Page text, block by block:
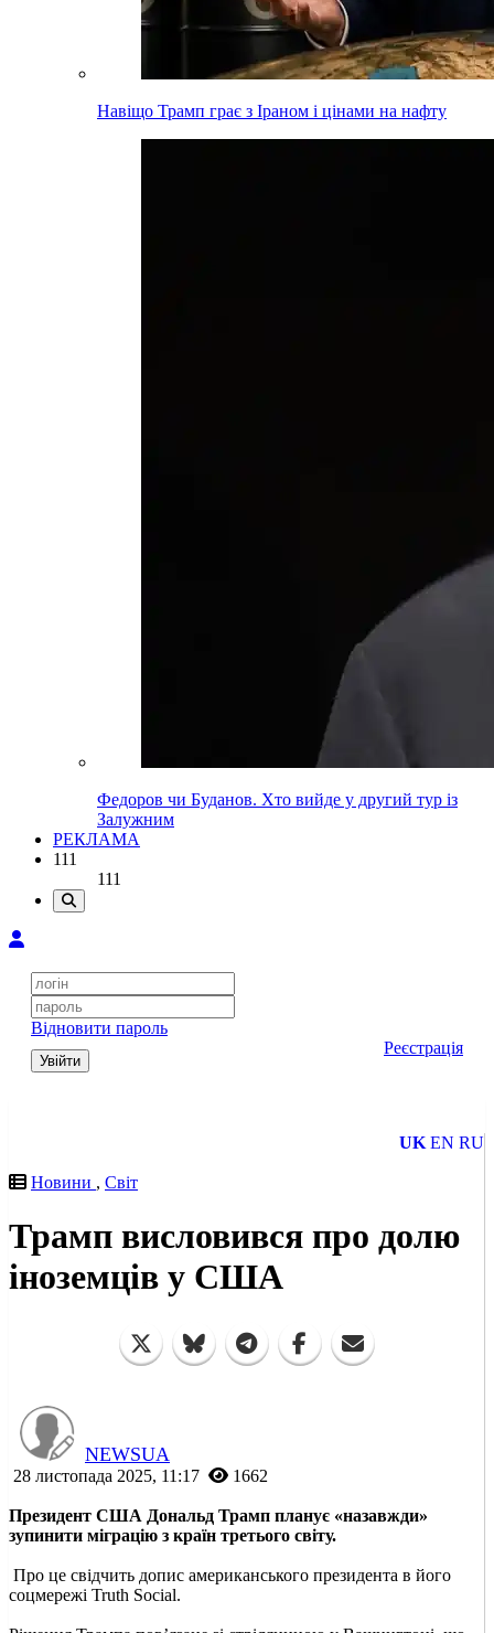
Навіщо Трамп грає з Іраном і цінами на нафту
Федоров чи Буданов. Хто вийде у другий тур із
Залужним
РЕКЛАМА
111
111
Відновити пароль
Увійти
Реєстрація
UK EN RU
Новини , Світ
Трамп висловився про долю
іноземців у США
NEWSUA
28 листопада 2025, 11:17 1662
Президент США Дональд Трамп планує «назавжди»
зупинити міграцію з країн третього світу.
Про це свідчить допис американського президента в його
соцмережі Truth Social.